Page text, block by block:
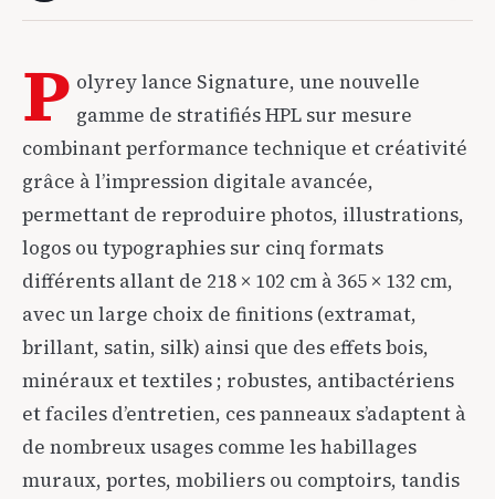
P olyrey lance Signature, une nouvelle
gamme de stratifiés HPL sur mesure
combinant performance technique et créativité
grâce à l’impression digitale avancée,
permettant de reproduire photos, illustrations,
logos ou typographies sur cinq formats
différents allant de 218 × 102 cm à 365 × 132 cm,
avec un large choix de finitions (extramat,
brillant, satin, silk) ainsi que des effets bois,
minéraux et textiles ; robustes, antibactériens
et faciles d’entretien, ces panneaux s’adaptent à
de nombreux usages comme les habillages
muraux, portes, mobiliers ou comptoirs, tandis